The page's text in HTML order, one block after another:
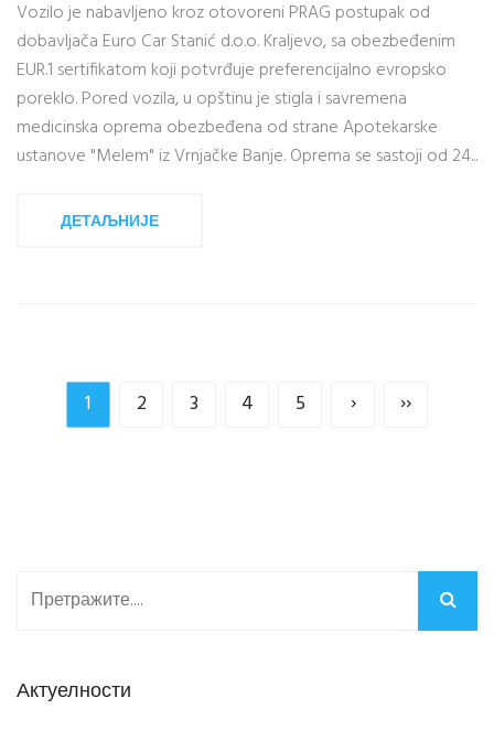
Vozilo je nabavljeno kroz otovoreni PRAG postupak od
dobavljača Euro Car Stanić d.o.o. Kraljevo, sa obezbeđenim
EUR.1 sertifikatom koji potvrđuje preferencijalno evropsko
poreklo. Pored vozila, u opštinu je stigla i savremena
medicinska oprema obezbeđena od strane Apotekarske
ustanove "Melem" iz Vrnjačke Banje. Oprema se sastoji od 24...
ДЕТАЉНИЈЕ
1 2 3 4 5 › ››
Актуелности